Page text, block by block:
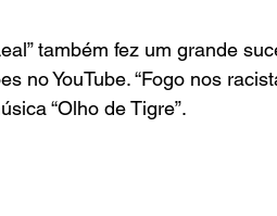
também fez um grande
no YouTube. “Fogo nos
“Olho de Tigre”.